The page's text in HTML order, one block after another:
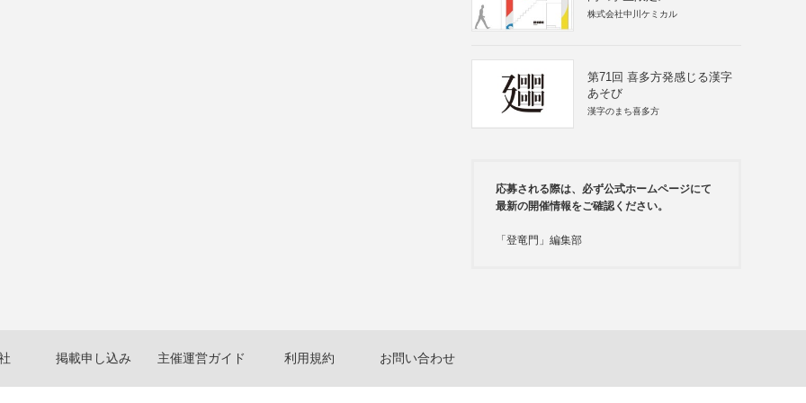
株式会社中川ケミカル
第71回 喜多方発感じる漢字
あそび
漢字のまち喜多方
応募される際は、必ず公式ホームページにて
最新の開催情報をご確認ください。
「登竜門」編集部
掲載申し込み 主催運営ガイド 利用規約 お問い合わせ